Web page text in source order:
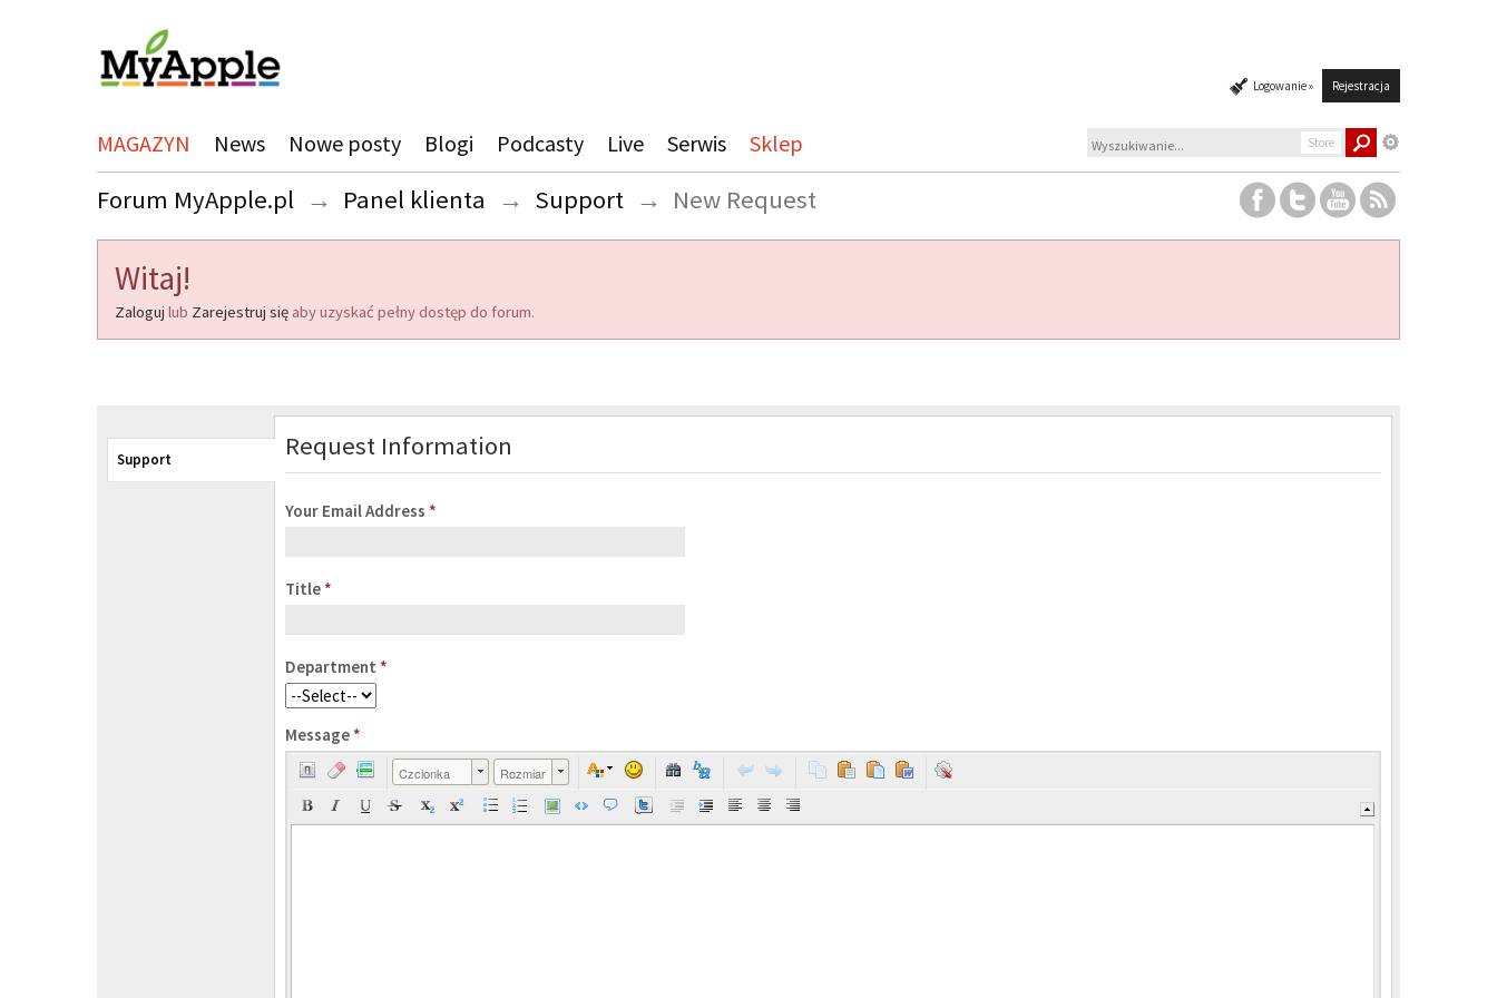
Logowanie » Rejestracja
MAGAZYN News Nowe posty Blogi Podcasty Live Serwis Sklep Store
Forum MyApple.pl → Panel klienta → Support → New Request
Witaj!
Zaloguj lub Zarejestruj się aby uzyskać pełny dostęp do forum.
Support Request Information
Your Email Address *
Title *
Department *
Message *
Czcionka Rozmiar